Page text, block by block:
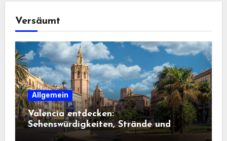
Versäumt
Allgemein
Valencia entdecken:
Sehenswürdigkeiten, Strände und
Geheimtipps